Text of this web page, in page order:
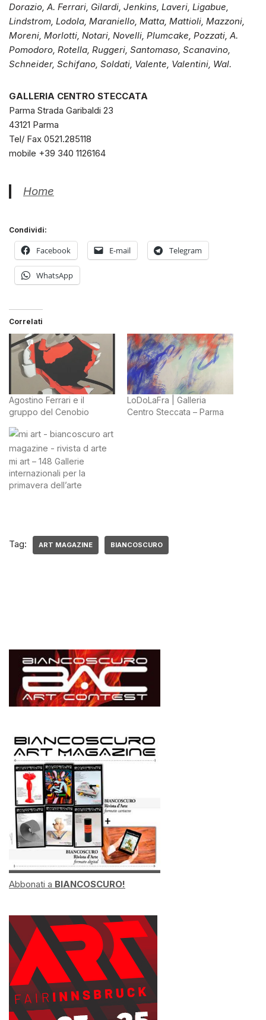
Dorazio, A. Ferrari, Gilardi, Jenkins, Laveri, Ligabue,
Lindstrom, Lodola, Maraniello, Matta, Mattioli, Mazzoni,
Moreni, Morlotti, Notari, Novelli, Plumcake, Pozzati, A.
Pomodoro, Rotella, Ruggeri, Santomaso, Scanavino,
Schneider, Schifano, Soldati, Valente, Valentini, Wal.
GALLERIA CENTRO STECCATA
Parma Strada Garibaldi 23
43121 Parma
Tel/ Fax 0521.285118
mobile +39 340 1126164
Home
Condividi:
Facebook E-mail Telegram
WhatsApp
Correlati
Agostino Ferrari e il
gruppo del Cenobio
LoDoLaFra | Galleria
Centro Steccata – Parma
mi art – 148 Gallerie
internazionali per la
primavera dell’arte
Tag: ART MAGAZINE BIANCOSCURO
Abbonati a BIANCOSCURO!